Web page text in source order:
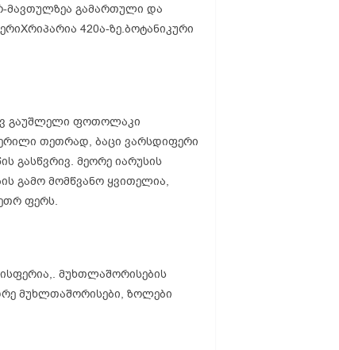
მავთულზეა გამართული და
420ა-ზე.ბოტანიკური
გაუშლელი ფოთოლაკი
თეთრად, ბაცი ვარსდიფერი
გასწვრივ. მეორე იარუსის
გამო მომწვანო ყვითელია,
ფერს.
მუხთლაშორისების
მუხლთაშორისები, ზოლები